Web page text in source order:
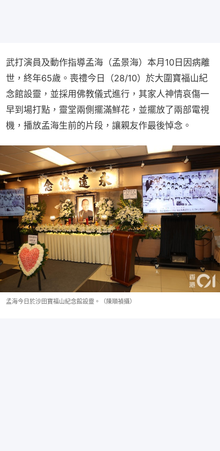
武打演員及動作指導孟海（孟景海）本月10日因病離
世，終年65歲。喪禮今日（28/10）於大圍寶福山紀
念館設靈，並採用佛教儀式進行，其家人神情哀傷一
早到場打點，靈堂兩側擺滿鮮花，並擺放了兩部電視
機，播放孟海生前的片段，讓親友作最後悼念。
孟海今日於沙田寶福山紀念館設靈。（陳順禎攝）